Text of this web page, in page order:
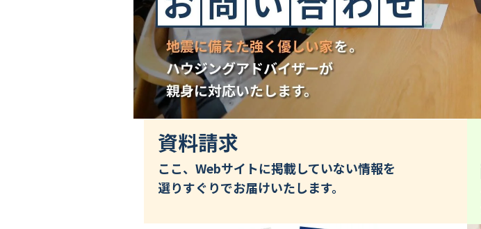
資料請求
ここ、Webサイトに掲載していない情報を
選りすぐりでお届けいたします。